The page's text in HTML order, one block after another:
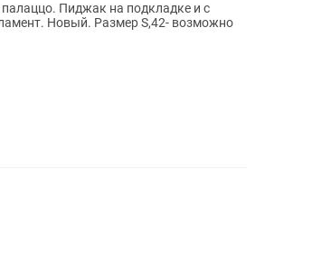
Пиджак на подкладке и с
Новый. Размер S,42- возможно